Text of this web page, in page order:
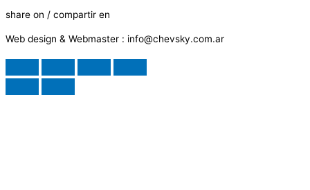
share on / compartir en
Web design & Webmaster : info@chevsky.com.ar